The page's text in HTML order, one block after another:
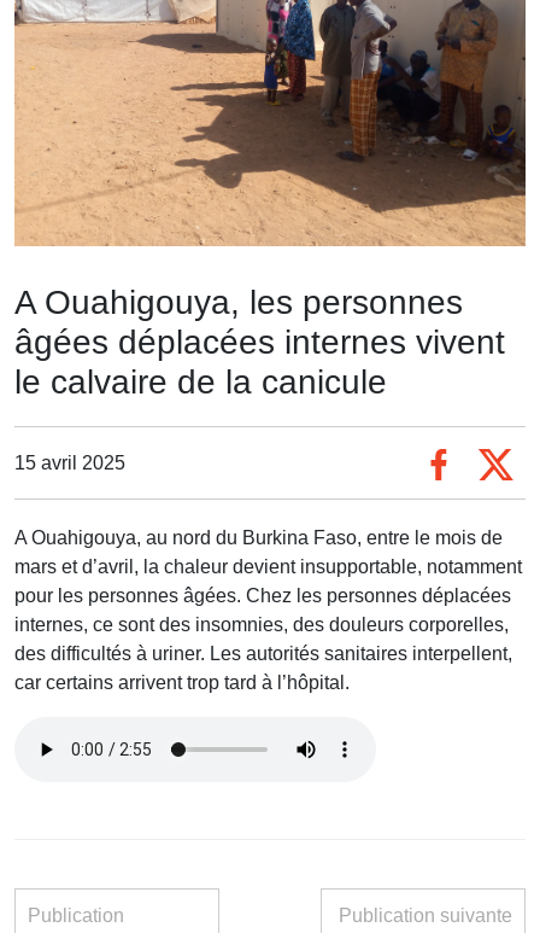
A Ouahigouya, les personnes
âgées déplacées internes vivent
le calvaire de la canicule
15 avril 2025
A Ouahigouya, au nord du Burkina Faso, entre le mois de
mars et d’avril, la chaleur devient insupportable, notamment
pour les personnes âgées. Chez les personnes déplacées
internes, ce sont des insomnies, des douleurs corporelles,
des difficultés à uriner. Les autorités sanitaires interpellent,
car certains arrivent trop tard à l’hôpital.
Publication
Publication suivante